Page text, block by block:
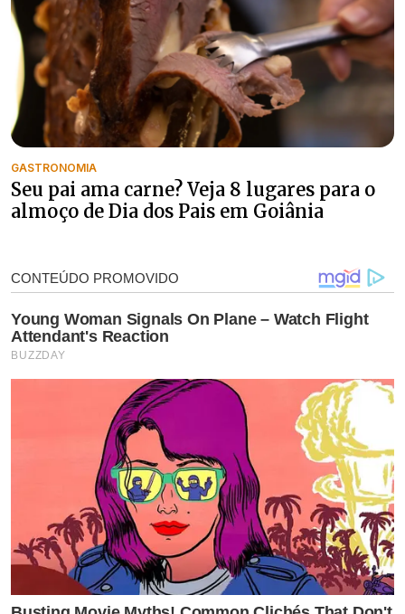
GASTRONOMIA
Seu pai ama carne? Veja 8 lugares para o
almoço de Dia dos Pais em Goiânia